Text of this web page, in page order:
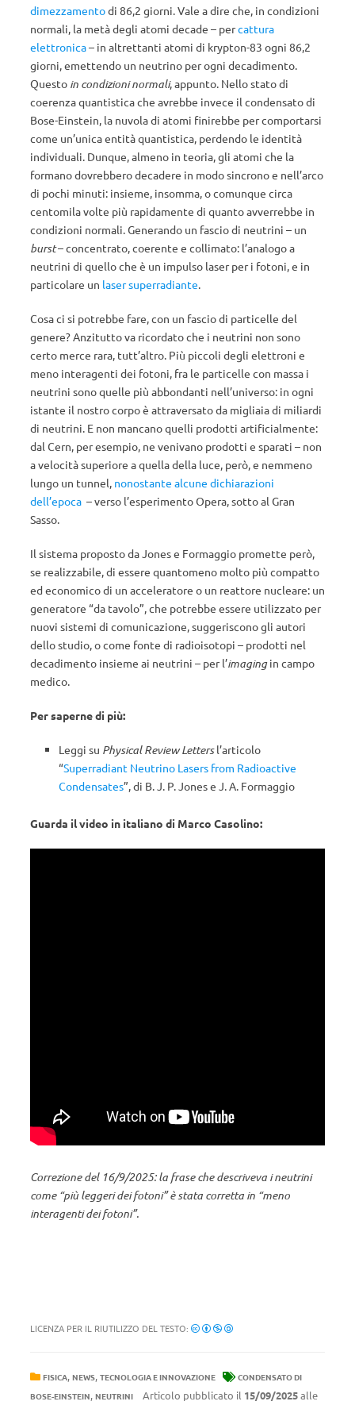
dimezzamentodi 86,2 giorni. Vale a dire che, in condizioni
normali, la metà degli atomi decade – percattura
elettronica– in altrettanti atomi di krypton-83 ogni 86,2
giorni, emettendo un neutrino per ogni decadimento.
Questo in condizioni normali, appunto. Nello stato di
coerenza quantistica che avrebbe invece il condensato di
Bose-Einstein, la nuvola di atomi finirebbe per comportarsi
come un’unica entità quantistica, perdendo le identità
individuali. Dunque, almeno in teoria, gli atomi che la
formano dovrebbero decadere in modo sincrono e nell’arco
di pochi minuti: insieme, insomma, o comunque circa
centomila volte più rapidamente di quanto avverrebbe in
condizioni normali. Generando un fascio di neutrini – un
burst– concentrato, coerente e collimato: l’analogo a
neutrini di quello che è un impulso laser per i fotoni, e in
particolare un laser superradiante.
Cosa ci si potrebbe fare, con un fascio di particelle del
genere? Anzitutto va ricordato che i neutrini non sono
certo merce rara, tutt’altro. Più piccoli degli elettroni e
meno interagenti dei fotoni, fra le particelle con massa i
neutrini sono quelle più abbondanti nell’universo: in ogni
istante il nostro corpo è attraversato da migliaia di miliardi
di neutrini. E non mancano quelli prodotti artificialmente:
dal Cern, per esempio, ne venivano prodotti e sparati – non
a velocità superiore a quella della luce, però, e nemmeno
lungo un tunnel, nonostante alcune dichiarazioni
dell’epoca – verso l’esperimento Opera, sotto al Gran
Sasso.
Il sistema proposto da Jones e Formaggio promette però,
se realizzabile, di essere quantomeno molto più compatto
ed economico di un acceleratore o un reattore nucleare: un
generatore “da tavolo”, che potrebbe essere utilizzato per
nuovi sistemi di comunicazione, suggeriscono gli autori
dello studio, o come fonte di radioisotopi – prodotti nel
decadimento insieme ai neutrini – per l’imagingin campo
medico.
Per saperne di più:
Leggi su Physical Review Lettersl’articolo
“Superradiant Neutrino Lasers from Radioactive
Condensates”, di B. J. P. Jones e J. A. Formaggio
Guarda il video in italiano di Marco Casolino:
Correzione del 16/9/2025: la frase che descriveva i neutrini
come “più leggeri dei fotoni” è stata corretta in “meno
interagenti dei fotoni”.
LICENZA PER IL RIUTILIZZO DEL TESTO:
FISICA, NEWS, TECNOLOGIA E INNOVAZIONE
CONDENSATO DI
BOSE-EINSTEIN, NEUTRINI Articolo pubblicato il 15/09/2025alle